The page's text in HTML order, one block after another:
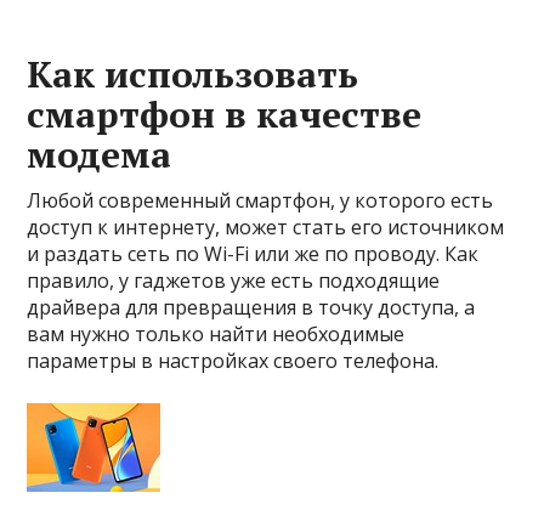
Как использовать
смартфон в качестве
модема
Любой современный смартфон, у которого есть
доступ к интернету, может стать его источником
и раздать сеть по Wi-Fi или же по проводу. Как
правило, у гаджетов уже есть подходящие
драйвера для превращения в точку доступа, а
вам нужно только найти необходимые
параметры в настройках своего телефона.